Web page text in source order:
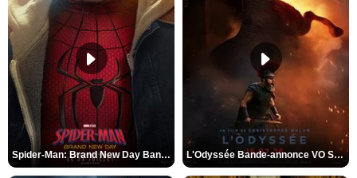
Spider-Man: Brand New Day Bande-annonce VO STFR L'Odyssée Bande-annonce VO STFR